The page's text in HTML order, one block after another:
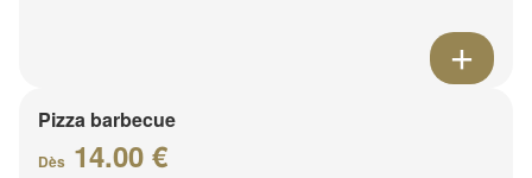
Pizza barbecue
Dès 14.00 €